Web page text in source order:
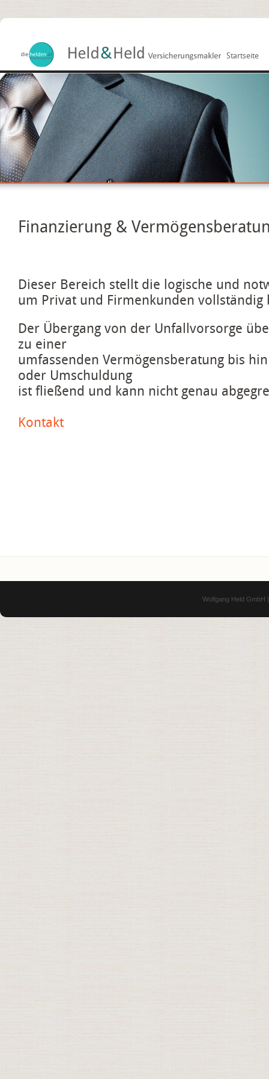
Startseite
Finanzierung &
Dieser Bereich stellt die logische und
um Privat und Firmenkunden vollständig
Der Übergang von der Unfallvorsorge
zu einer
umfassenden Vermögensberatung bis
oder Umschuldung
ist fließend und kann nicht genau
Kontakt
Wolfgang Held